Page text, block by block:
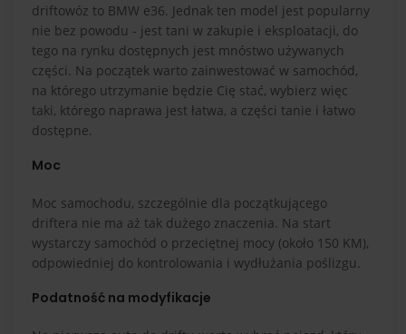
driftowóz to BMW e36. Jednak ten model jest popularny
nie bez powodu - jest tani w zakupie i eksploatacji, do
tego na rynku dostępnych jest mnóstwo używanych
części. Na początek warto zainwestować w samochód,
na którego utrzymanie będzie Cię stać, wybierz więc
taki, którego naprawa jest łatwa, a części tanie i łatwo
dostępne.
Moc
Moc samochodu, szczególnie dla początkującego
driftera nie ma aż tak dużego znaczenia. Na start
wystarczy samochód o przeciętnej mocy (około 150 KM),
odpowiedniej do kontrolowania i wydłużania poślizgu.
Podatność na modyfikacje